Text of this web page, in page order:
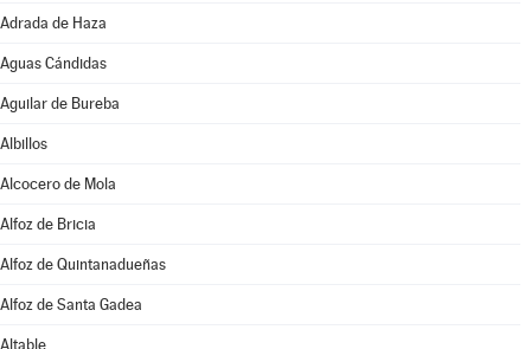
Adrada de Haza
Aguas Cándidas
Aguilar de Bureba
Albillos
Alcocero de Mola
Alfoz de Bricia
Alfoz de Quintanadueñas
Alfoz de Santa Gadea
Altable